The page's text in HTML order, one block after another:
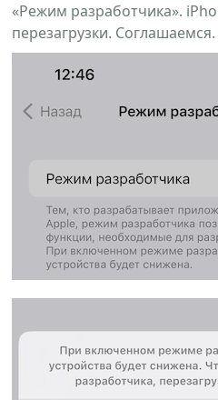
«Режим разработчика».
перезагрузки. Соглашаемся.